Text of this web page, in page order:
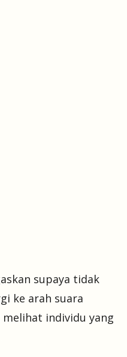
supaya tidak
ke arah suara
individu yang